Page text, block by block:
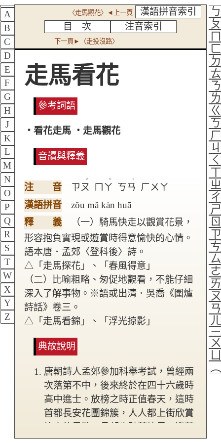
A
B
C
D
E
F
G
H
J
K
L
M
N
O
P
Q
R
S
T
W
X
Y
Z
〈走馬觀花〉◄上一頁
漢語拼音索引
目 次
注音索引
下一頁►〈走投沒路〉
走馬看花
參考詞語
‧看花走馬 ‧走馬觀花
音讀與釋義
注 音 ㄗㄡ
ˇ
ㄇㄚ
ˇ
ㄎㄢ
ˋ
ㄏㄨㄚ
漢語拼音
zǒu mǎ kàn huā
釋 義
（一）騎馬快走以觀賞花景，
形容抱負實現或遊賞時得意愉快的心情。
語本唐．孟郊〈登科後〉詩。
△「走馬探花」、「春風得意」
（二）比喻粗略、匆促地觀看，不能仔細
深入了解事物。※語或出清．吳喬《圍爐
詩話》卷三。
△「走馬看錦」、「浮光掠影」
典故說明
唐朝詩人孟郊參加科舉考試，曾經兩
次落第不中，後來終於在四十六歲時
高中進士。放榜之時正值春天，這時
首都長安花團錦簇，人人都上街欣賞
春風，得意地四處遊覽，一天就看遍